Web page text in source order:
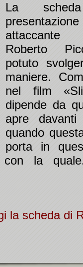
La
attaccante
Roberto
potuto
maniere.
nel film
dipende da
apre
quando
porta in
con la
la scheda di